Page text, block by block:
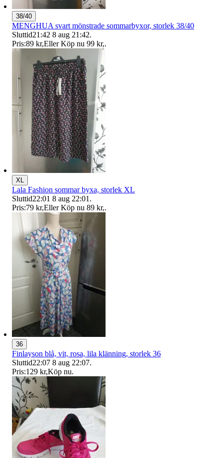
38/40
MENGHUA svart mönstrade sommarbyxor, storlek 38/40
Sluttid21:42 8 aug 21:42.
Pris:89 kr,Eller Köp nu 99 kr,.
XL
Lala Fashion sommar byxa, storlek XL
Sluttid22:01 8 aug 22:01 .
Pris:79 kr,Eller Köp nu 89 kr,.
36
Finlayson blå, vit, rosa, lila klänning, storlek 36
Sluttid22:07 8 aug 22:07.
Pris:129 kr,Köp nu.